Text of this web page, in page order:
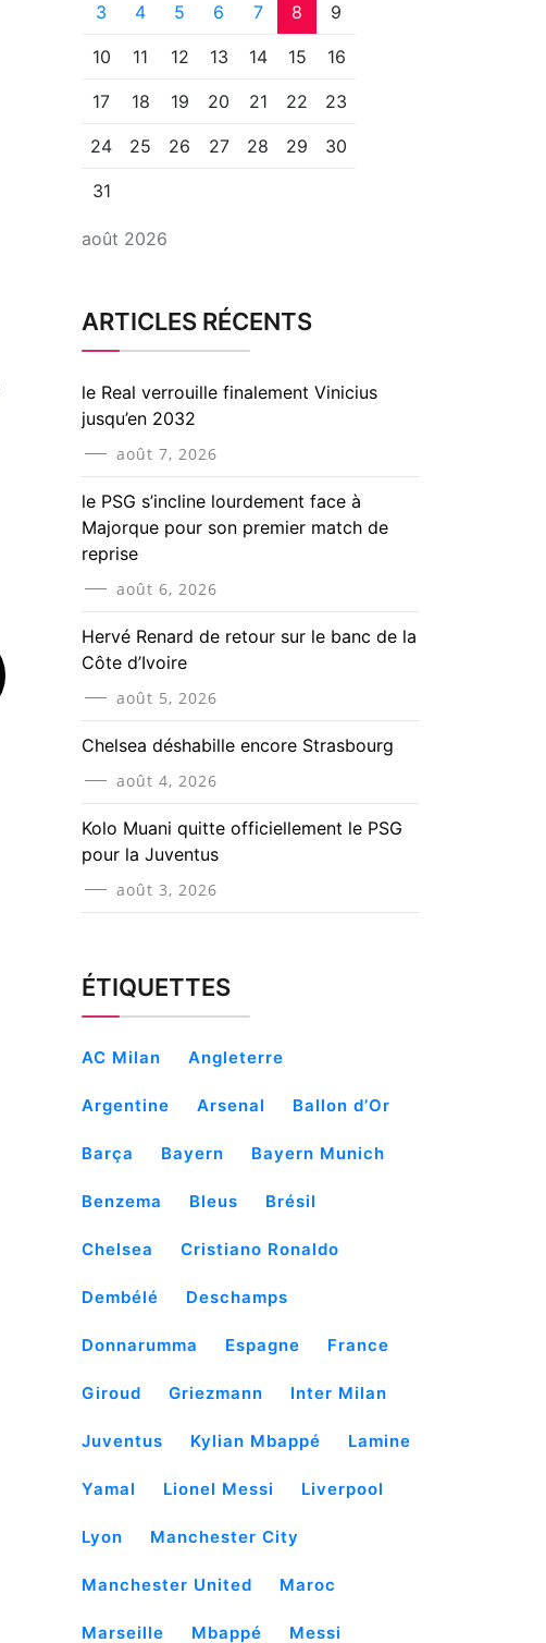
août 2026
3 4 5 6 7 8 9
10 11 12 13 14 15 16
17 18 19 20 21 22 23
24 25 26 27 28 29 30
31
ARTICLES RÉCENTS
le Real verrouille finalement Vinicius
jusqu’en 2032
août 7, 2026
le PSG s’incline lourdement face à
Majorque pour son premier match de
reprise
août 6, 2026
Hervé Renard de retour sur le banc de la
Côte d’Ivoire
août 5, 2026
Chelsea déshabille encore Strasbourg
août 4, 2026
Kolo Muani quitte officiellement le PSG
pour la Juventus
août 3, 2026
ÉTIQUETTES
AC Milan Angleterre
Argentine Arsenal Ballon d’Or
Barça Bayern Bayern Munich
Benzema Bleus Brésil
Chelsea Cristiano Ronaldo
Dembélé Deschamps
Donnarumma Espagne France
Giroud Griezmann Inter Milan
Juventus Kylian Mbappé Lamine
Yamal Lionel Messi Liverpool
Lyon Manchester City
Manchester United Maroc
Marseille Mbappé Messi